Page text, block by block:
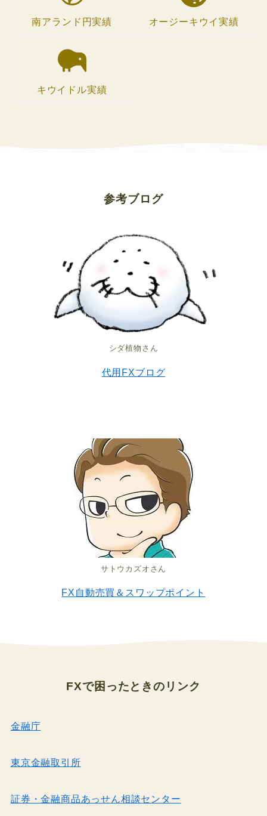
南アランド円実績 オージーキウイ実績
キウイドル実績
参考ブログ
シダ植物さん
代用FXブログ
サトウカズオさん
FX自動売買＆スワップポイント
FXで困ったときのリンク
金融庁
東京金融取引所
証券・金融商品あっせん相談センター